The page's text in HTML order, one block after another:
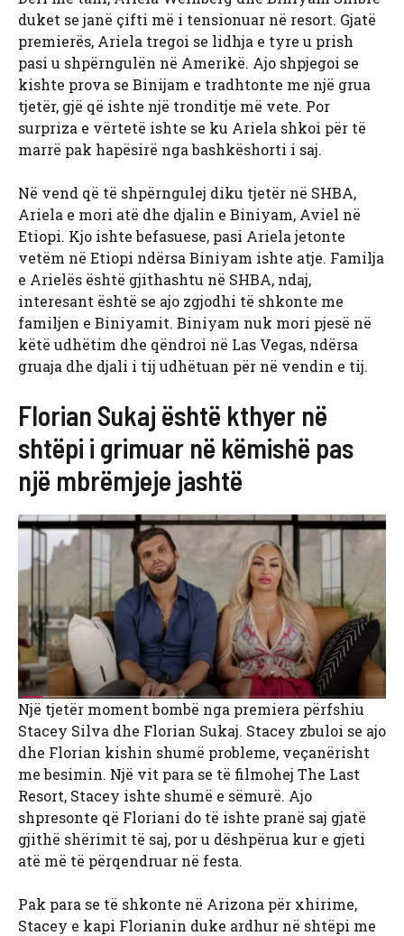
duket se janë çifti më i tensionuar në resort. Gjatë
premierës, Ariela tregoi se lidhja e tyre u prish
pasi u shpërngulën në Amerikë. Ajo shpjegoi se
kishte prova se Binijam e tradhtonte me një grua
tjetër, gjë që ishte një tronditje më vete. Por
surpriza e vërtetë ishte se ku Ariela shkoi për të
marrë pak hapësirë ​​nga bashkëshorti i saj.
Në vend që të shpërngulej diku tjetër në SHBA,
Ariela e mori atë dhe djalin e Biniyam, Aviel në
Etiopi. Kjo ishte befasuese, pasi Ariela jetonte
vetëm në Etiopi ndërsa Biniyam ishte atje. Familja
e Arielës është gjithashtu në SHBA, ndaj,
interesant është se ajo zgjodhi të shkonte me
familjen e Biniyamit. Biniyam nuk mori pjesë në
këtë udhëtim dhe qëndroi në Las Vegas, ndërsa
gruaja dhe djali i tij udhëtuan për në vendin e tij.
Florian Sukaj është kthyer në
shtëpi i grimuar në këmishë pas
një mbrëmjeje jashtë
Një tjetër moment bombë nga premiera përfshiu
Stacey Silva dhe Florian Sukaj. Stacey zbuloi se ajo
dhe Florian kishin shumë probleme, veçanërisht
me besimin. Një vit para se të filmohej The Last
Resort, Stacey ishte shumë e sëmurë. Ajo
shpresonte që Floriani do të ishte pranë saj gjatë
gjithë shërimit të saj, por u dëshpërua kur e gjeti
atë më të përqendruar në festa.
Pak para se të shkonte në Arizona për xhirime,
Stacey e kapi Florianin duke ardhur në shtëpi me